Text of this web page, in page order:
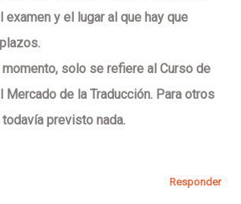
examen y el lugar al que hay que
momento, solo se refiere al Curso de
Mercado de la Traducción. Para otros
previsto nada.
Responder